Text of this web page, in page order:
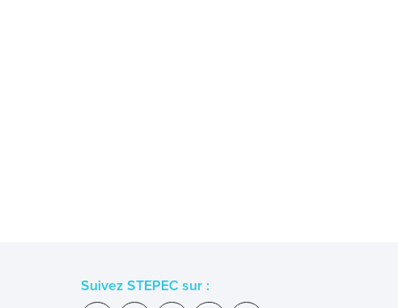
Suivez STEPEC sur :